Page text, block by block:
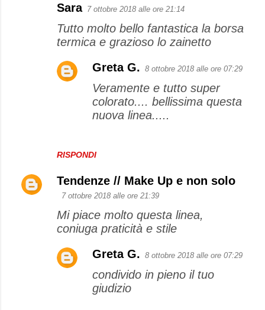
Sara 7 ottobre 2018 alle ore 21:14
Tutto molto bello fantastica la borsa
termica e grazioso lo zainetto
RISPONDI
Greta G. 8 ottobre 2018 alle ore 07:29
Veramente e tutto super
colorato.... bellissima questa
nuova linea.....
Tendenze // Make Up e non solo
7 ottobre 2018 alle ore 21:39
Mi piace molto questa linea,
coniuga praticità e stile
Greta G. 8 ottobre 2018 alle ore 07:29
condivido in pieno il tuo
giudizio